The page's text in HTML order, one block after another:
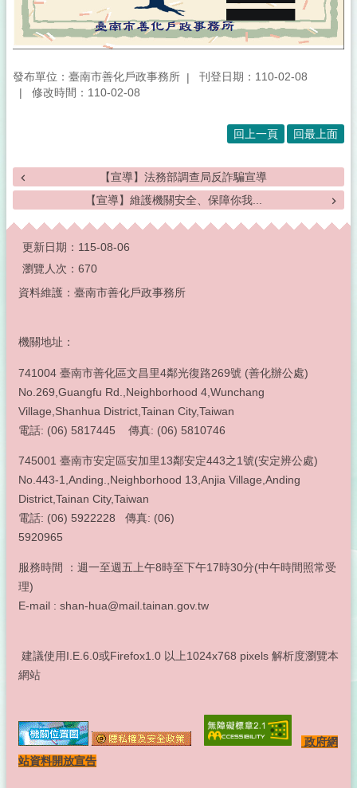
發布單位：臺南市善化戶政事務所
刊登日期：110-02-08
修改時間：110-02-08
回上一頁 回最上面
【宣導】法務部調查局反詐騙宣導
【宣導】維護機關安全、保障你我...
:::
更新日期： 115-08-06
瀏覽人次： 670
資料維護：臺南市善化戶政事務所
機關地址：
741004 臺南市善化區文昌里4鄰光復路269號 (善化辦公處)
No.269,Guangfu Rd.,Neighborhood 4,Wunchang
Village,Shanhua District,Tainan City,Taiwan
電話: (06) 5817445 傳真: (06) 5810746
745001 臺南市安定區安加里13鄰安定443之1號(安定辨公處)
No.443-1,Anding.,Neighborhood 13,Anjia Village,Anding
District,Tainan City,Taiwan
電話: (06) 5922228 傳真: (06)
5920965
服務時間 ：週一至週五上午8時至下午17時30分(中午時間照常受
理)
E-mail : shan-hua@mail.tainan.gov.tw
建議使用I.E.6.0或Firefox1.0 以上1024x768 pixels 解析度瀏覽本
網站
政府網
站資料開放宣告